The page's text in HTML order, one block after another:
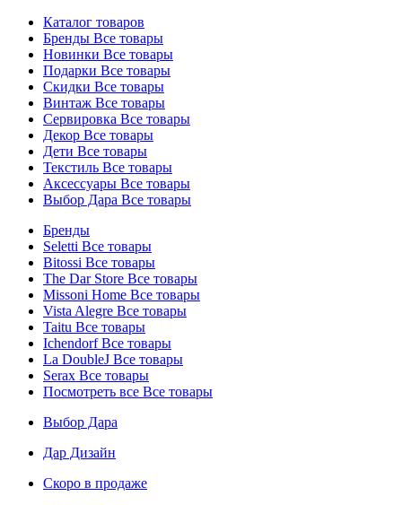
Каталог товаров
Бренды Все товары
Новинки Все товары
Подарки Все товары
Скидки Все товары
Винтаж Все товары
Сервировка Все товары
Декор Все товары
Дети Все товары
Текстиль Все товары
Аксессуары Все товары
Выбор Дара Все товары
Бренды
Seletti Все товары
Bitossi Все товары
The Dar Store Все товары
Missoni Home Все товары
Vista Alegre Все товары
Taitu Все товары
IchendorfВсе товары
La DoubleJ Все товары
Serax Все товары
Посмотреть все Все товары
Выбор Дара
Дар Дизайн
Скоро в продаже